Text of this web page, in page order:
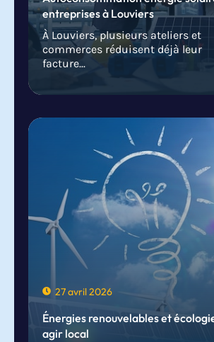
entreprises à Louviers
À Louviers, plusieurs ateliers et
commerces réduisent déjà leur
facture...
27 avril 2026
Énergies renouvelables et
agir local